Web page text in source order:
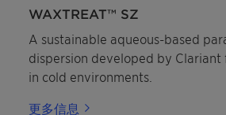
WAXTREAT™ SZ
A sustainable aqueous-based
dispersion developed by
in cold environments.
更多信息